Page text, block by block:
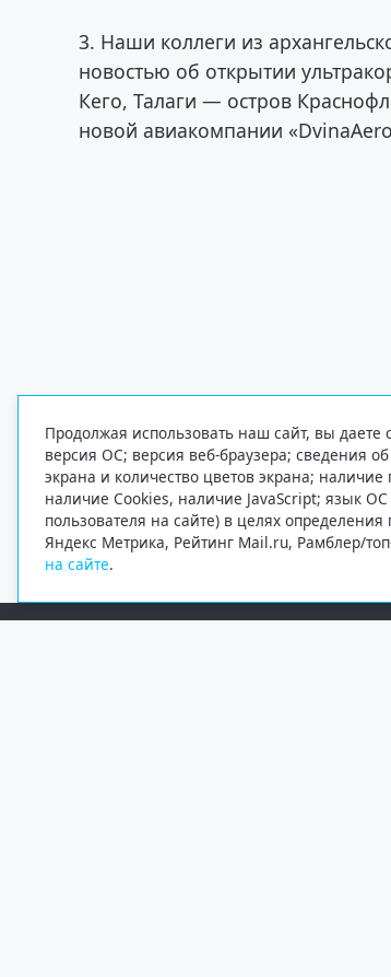
3. Наши коллеги из
новостью об открытии
Кего, Талаги — остров
новой авиакомпании
Продолжая использовать наш сайт, вы даете
версия ОС; версия веб-браузера; сведения
экрана и количество цветов экрана;
наличие Cookies, наличие JavaScript; язык
пользователя на сайте) в целях
Яндекс Метрика, Рейтинг Mail.ru, Рамблер/
на сайте.